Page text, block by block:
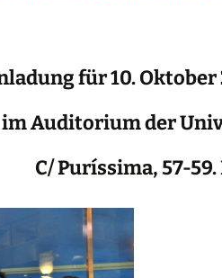
für 10. Oktober
im Auditorium der
C/ Puríssima, 57-